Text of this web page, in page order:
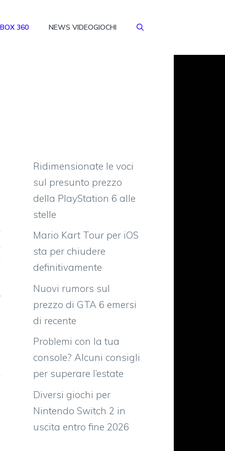
360 NEWS VIDEOGIOCHI
Ridimensionate le voci
sul presunto prezzo
della PlayStation 6 alle
stelle
Mario Kart Tour per iOS
sta per chiudere
definitivamente
Nuovi rumors sul
prezzo di GTA 6 emersi
di recente
Problemi con la tua
console? Alcuni consigli
per superare l’estate
Diversi giochi per
Nintendo Switch 2 in
uscita entro fine 2026